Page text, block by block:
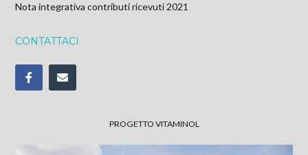
Nota integrativa contributi ricevuti 2021
CONTATTACI
PROGETTO VITAMINOL